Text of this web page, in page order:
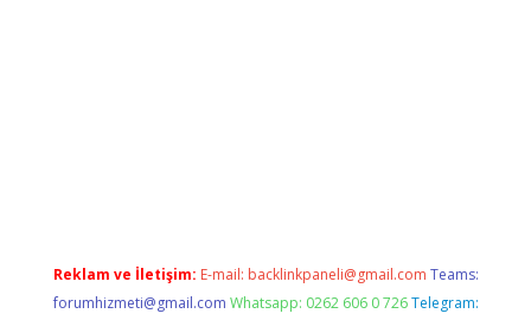
Reklam ve İletişim: E-mail: backlinkpaneli@gmail.com Teams:
forumhizmeti@gmail.com Whatsapp: 0262 606 0 726 Telegram: